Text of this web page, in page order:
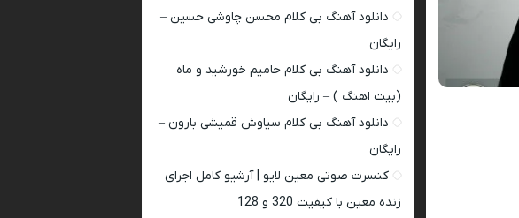
دانلود آهنگ بی کلام محسن چاوشی حسین –
رایگان
دانلود آهنگ بی کلام حامیم خورشید و ماه
(بیت اهنگ ) – رایگان
دانلود آهنگ بی کلام سیاوش قمیشی بارون –
رایگان
کنسرت صوتی معین لایو | آرشیو کامل اجرای
زنده معین با کیفیت 320 و 128